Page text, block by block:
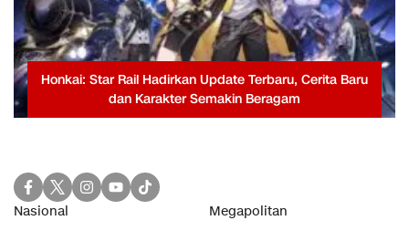
Honkai: Star Rail Hadirkan Update Terbaru, Cerita Baru
dan Karakter Semakin Beragam
Nasional
Megapolitan